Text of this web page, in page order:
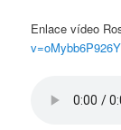
Enlace vídeo
v=oMybb6P926Y